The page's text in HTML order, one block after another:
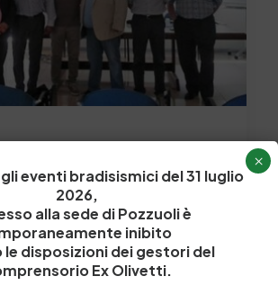
il distretto della pelle della nostra
la visita di…
eventi bradisismici del 31 luglio
2026,
alla sede di Pozzuoli è
inibito
le disposizioni dei gestori del
Ex Olivetti.
×